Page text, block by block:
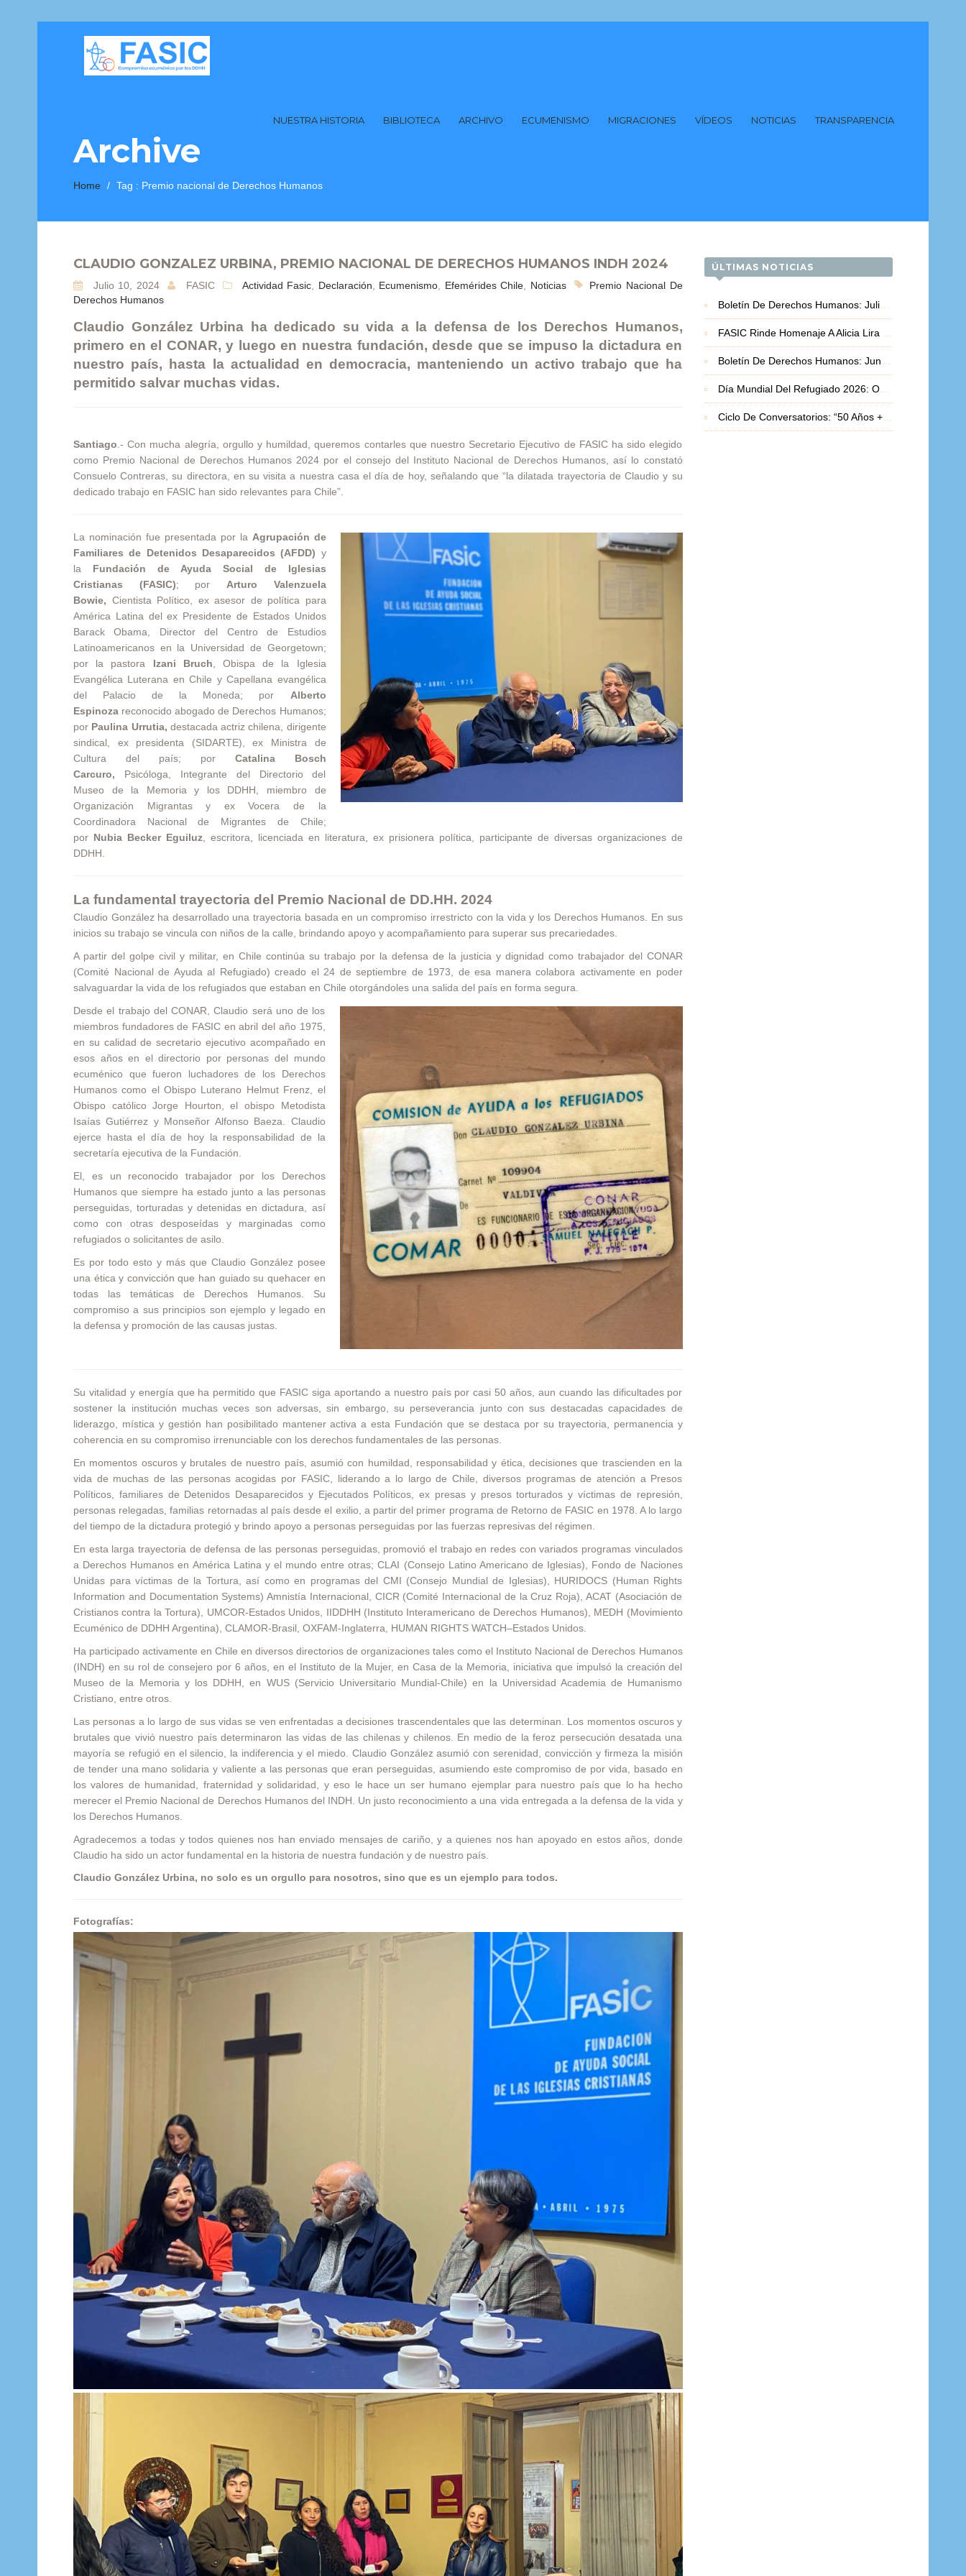
NUESTRA HISTORIA BIBLIOTECA ARCHIVO ECUMENISMO MIGRACIONES VÍDEOS NOTICIAS TRANSPARENCIA
Archive
Home / Tag : Premio nacional de Derechos Humanos
CLAUDIO GONZALEZ URBINA, PREMIO NACIONAL DE DERECHOS HUMANOS INDH 2024
Julio 10, 2024 FASIC Actividad Fasic Declaración Ecumenismo Efemérides Chile Noticias
Premio Nacional De
Derechos Humanos
Claudio González Urbina ha dedicado su vida a la defensa de los Derechos Humanos,
primero en el CONAR, y luego en nuestra fundación, desde que se impuso la dictadura en
nuestro país, hasta la actualidad en democracia, manteniendo un activo trabajo que ha
permitido salvar muchas vidas.
Santiago .- Con mucha alegría, orgullo y humildad, queremos contarles que nuestro Secretario Ejecutivo de FASIC ha sido elegido
como Premio Nacional de Derechos Humanos 2024 por el consejo del Instituto Nacional de Derechos Humanos, así lo constató
Consuelo Contreras, su directora, en su visita a nuestra casa el día de hoy, señalando que “la dilatada trayectoria de Claudio y su
dedicado trabajo en FASIC han sido relevantes para Chile”.
La nominación fue presentada por la Agrupación de
Familiares de Detenidos Desaparecidos (AFDD) y
la Fundación de Ayuda Social de Iglesias
Cristianas (FASIC); por Arturo Valenzuela
Bowie, Cientista Político, ex asesor de política para
América Latina del ex Presidente de Estados Unidos
Barack Obama, Director del Centro de Estudios
Latinoamericanos en la Universidad de Georgetown;
por la pastora Izani Bruch , Obispa de la Iglesia
Evangélica Luterana en Chile y Capellana evangélica
del Palacio de la Moneda; por Alberto
Espinoza reconocido abogado de Derechos Humanos;
por Paulina Urrutia, destacada actriz chilena, dirigente
sindical, ex presidenta (SIDARTE), ex Ministra de
Cultura del país; por Catalina Bosch
Carcuro, Psicóloga, Integrante del Directorio del
Museo de la Memoria y los DDHH, miembro de
Organización Migrantas y ex Vocera de la
Coordinadora Nacional de Migrantes de Chile;
por Nubia Becker Eguiluz, escritora, licenciada en literatura, ex prisionera política, participante de diversas organizaciones de
DDHH.
La fundamental trayectoria del Premio Nacional de DD.HH. 2024
Claudio González ha desarrollado una trayectoria basada en un compromiso irrestricto con la vida y los Derechos Humanos. En sus
inicios su trabajo se vincula con niños de la calle, brindando apoyo y acompañamiento para superar sus precariedades.
A partir del golpe civil y militar, en Chile continúa su trabajo por la defensa de la justicia y dignidad como trabajador del CONAR
(Comité Nacional de Ayuda al Refugiado) creado el 24 de septiembre de 1973, de esa manera colabora activamente en poder
salvaguardar la vida de los refugiados que estaban en Chile otorgándoles una salida del país en forma segura.
Desde el trabajo del CONAR, Claudio será uno de los
miembros fundadores de FASIC en abril del año 1975,
en su calidad de secretario ejecutivo acompañado en
esos años en el directorio por personas del mundo
ecuménico que fueron luchadores de los Derechos
Humanos como el Obispo Luterano Helmut Frenz, el
Obispo católico Jorge Hourton, el obispo Metodista
Isaías Gutiérrez y Monseñor Alfonso Baeza. Claudio
ejerce hasta el día de hoy la responsabilidad de la
secretaría ejecutiva de la Fundación.
El, es un reconocido trabajador por los Derechos
Humanos que siempre ha estado junto a las personas
perseguidas, torturadas y detenidas en dictadura, así
como con otras desposeídas y marginadas como
refugiados o solicitantes de asilo.
Es por todo esto y más que Claudio González posee
una ética y convicción que han guiado su quehacer en
todas las temáticas de Derechos Humanos. Su
compromiso a sus principios son ejemplo y legado en
la defensa y promoción de las causas justas.
Su vitalidad y energía que ha permitido que FASIC siga aportando a nuestro país por casi 50 años, aun cuando las dificultades por
sostener la institución muchas veces son adversas, sin embargo, su perseverancia junto con sus destacadas capacidades de
liderazgo, mística y gestión han posibilitado mantener activa a esta Fundación que se destaca por su trayectoria, permanencia y
coherencia en su compromiso irrenunciable con los derechos fundamentales de las personas.
En momentos oscuros y brutales de nuestro país, asumió con humildad, responsabilidad y ética, decisiones que trascienden en la
vida de muchas de las personas acogidas por FASIC, liderando a lo largo de Chile, diversos programas de atención a Presos
Políticos, familiares de Detenidos Desaparecidos y Ejecutados Políticos, ex presas y presos torturados y víctimas de represión,
personas relegadas, familias retornadas al país desde el exilio, a partir del primer programa de Retorno de FASIC en 1978. A lo largo
del tiempo de la dictadura protegió y brindo apoyo a personas perseguidas por las fuerzas represivas del régimen.
En esta larga trayectoria de defensa de las personas perseguidas, promovió el trabajo en redes con variados programas vinculados
a Derechos Humanos en América Latina y el mundo entre otras; CLAI (Consejo Latino Americano de Iglesias), Fondo de Naciones
Unidas para víctimas de la Tortura, así como en programas del CMI (Consejo Mundial de Iglesias), HURIDOCS (Human Rights
Information and Documentation Systems) Amnistía Internacional, CICR (Comité Internacional de la Cruz Roja), ACAT (Asociación de
Cristianos contra la Tortura), UMCOR-Estados Unidos, IIDDHH (Instituto Interamericano de Derechos Humanos), MEDH (Movimiento
Ecuménico de DDHH Argentina), CLAMOR-Brasil, OXFAM-Inglaterra, HUMAN RIGHTS WATCH–Estados Unidos.
Ha participado activamente en Chile en diversos directorios de organizaciones tales como el Instituto Nacional de Derechos Humanos
(INDH) en su rol de consejero por 6 años, en el Instituto de la Mujer, en Casa de la Memoria, iniciativa que impulsó la creación del
Museo de la Memoria y los DDHH, en WUS (Servicio Universitario Mundial-Chile) en la Universidad Academia de Humanismo
Cristiano, entre otros.
Las personas a lo largo de sus vidas se ven enfrentadas a decisiones trascendentales que las determinan. Los momentos oscuros y
brutales que vivió nuestro país determinaron las vidas de las chilenas y chilenos. En medio de la feroz persecución desatada una
mayoría se refugió en el silencio, la indiferencia y el miedo. Claudio González asumió con serenidad, convicción y firmeza la misión
de tender una mano solidaria y valiente a las personas que eran perseguidas, asumiendo este compromiso de por vida, basado en
los valores de humanidad, fraternidad y solidaridad, y eso le hace un ser humano ejemplar para nuestro país que lo ha hecho
merecer el Premio Nacional de Derechos Humanos del INDH. Un justo reconocimiento a una vida entregada a la defensa de la vida y
los Derechos Humanos.
Agradecemos a todas y todos quienes nos han enviado mensajes de cariño, y a quienes nos han apoyado en estos años, donde
Claudio ha sido un actor fundamental en la historia de nuestra fundación y de nuestro país.
Claudio González Urbina, no solo es un orgullo para nosotros, sino que es un ejemplo para todos.
Fotografías:
ÚLTIMAS NOTICIAS
Boletín De Derechos Humanos: Julio 2026
FASIC Rinde Homenaje A Alicia Lira Matus, Premio Nacional De Derechos Humanos 2026
Boletín De Derechos Humanos: Junio 2026
Día Mundial Del Refugiado 2026: Organizaciones Basadas En La Fe Exigen Protección Frente A La Crisis De Desplazamiento
Ciclo De Conversatorios: “50 Años + 1 Defendiendo La Vida Y Los Derechos Humanos”